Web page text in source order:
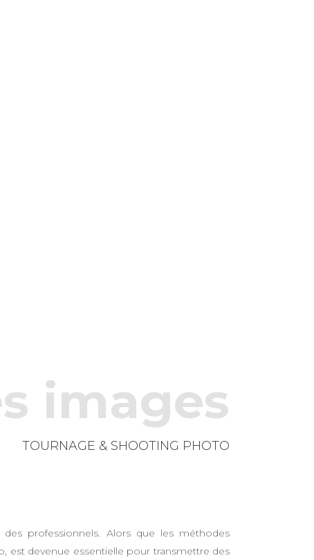
images
TOURNAGE & SHOOTING PHOTO
professionnels. Alors que les méthodes
est devenue essentielle pour transmettre des